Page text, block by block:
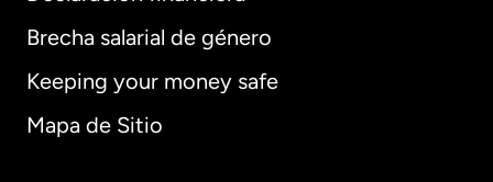
Brecha salarial de género
Keeping your money safe
Mapa de Sitio
Alemania